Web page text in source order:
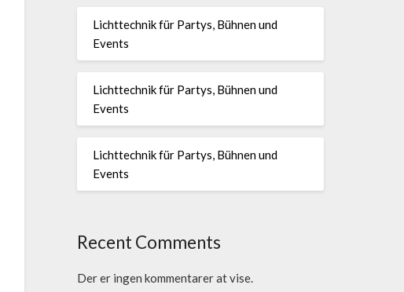
Lichttechnik für Partys, Bühnen und
Events
Lichttechnik für Partys, Bühnen und
Events
Lichttechnik für Partys, Bühnen und
Events
Recent Comments
Der er ingen kommentarer at vise.